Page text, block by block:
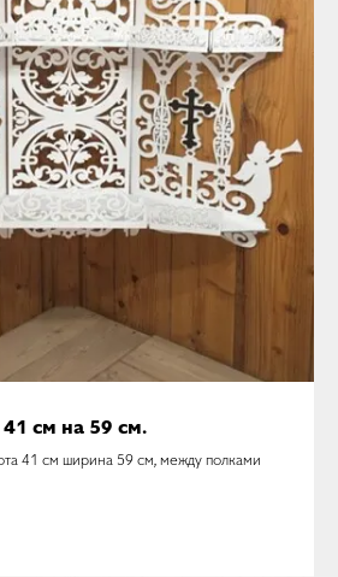
см на 59 см.
41 см ширина 59 см, между полками